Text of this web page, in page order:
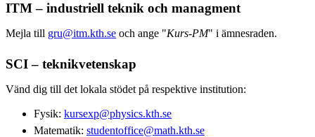
ITM – industriell teknik och managment
Mejla till gru@itm.kth.se och ange "Kurs-PM" i ämnesraden.
SCI – teknikvetenskap
Vänd dig till det lokala stödet på respektive institution:
Fysik: kursexp@physics.kth.se
Matematik: studentoffice@math.kth.se